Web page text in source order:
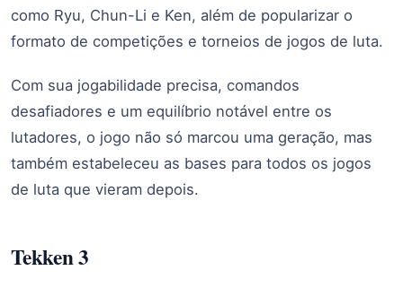
como Ryu, Chun-Li e Ken, além de popularizar o
formato de competições e torneios de jogos de luta.
Com sua jogabilidade precisa, comandos
desafiadores e um equilíbrio notável entre os
lutadores, o jogo não só marcou uma geração, mas
também estabeleceu as bases para todos os jogos
de luta que vieram depois.
Tekken 3